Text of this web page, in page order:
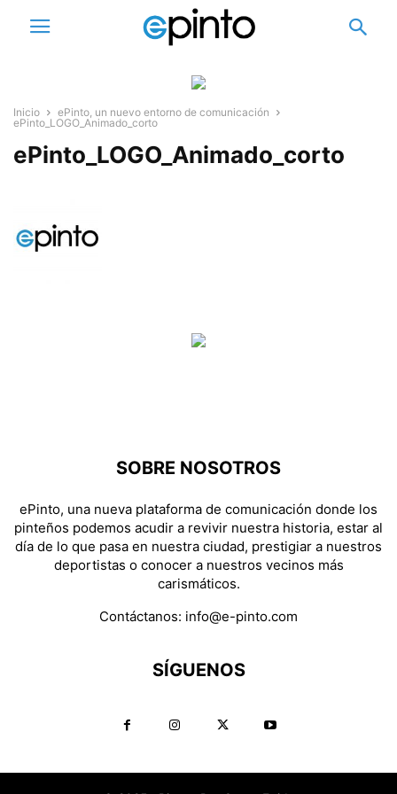
Inicio
ePinto, un nuevo entorno de comunicación
ePinto_LOGO_Animado_corto
ePinto_LOGO_Animado_corto
SOBRE NOSOTROS
ePinto, una nueva plataforma de comunicación donde los
pinteños podemos acudir a revivir nuestra historia, estar al
día de lo que pasa en nuestra ciudad, prestigiar a nuestros
deportistas o conocer a nuestros vecinos más
carismáticos.
Contáctanos: info@e-pinto.com
SÍGUENOS